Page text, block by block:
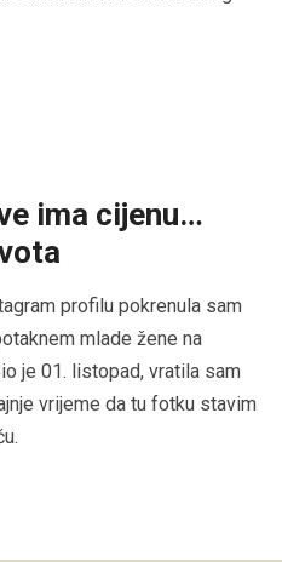
ima cijenu…
profilu pokrenula sam
mlade žene na
je 01. listopad, vratila sam
vrijeme da tu fotku stavim